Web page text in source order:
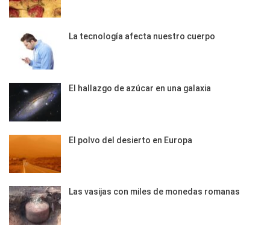
La tecnología afecta nuestro cuerpo
El hallazgo de azúcar en una galaxia
El polvo del desierto en Europa
Las vasijas con miles de monedas romanas